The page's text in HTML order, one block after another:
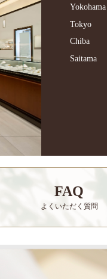
Yokohama
Tokyo
Chiba
Saitama
FAQ
よくいただく質問